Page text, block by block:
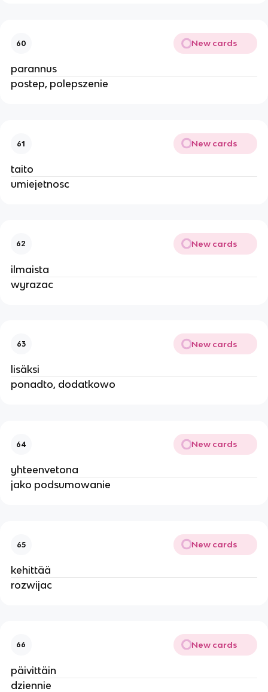
60 New cards
parannus
postep, polepszenie
61 New cards
taito
umiejetnosc
62 New cards
ilmaista
wyrazac
63 New cards
lisäksi
ponadto, dodatkowo
64 New cards
yhteenvetona
jako podsumowanie
65 New cards
kehittää
rozwijac
66 New cards
päivittäin
dziennie